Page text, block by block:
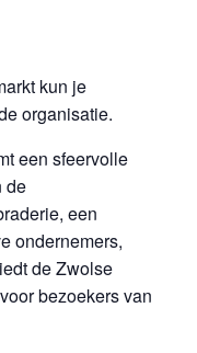
kun je
organisatie.
een sfeervolle
de
een
ondernemers,
de Zwolse
bezoekers van